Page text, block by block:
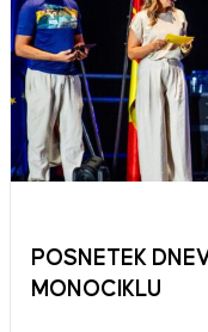
POSNETEK
MONOCIKLU